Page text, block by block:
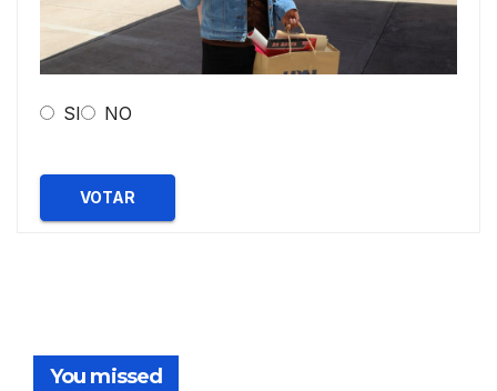
SI NO
VOTAR
You missed